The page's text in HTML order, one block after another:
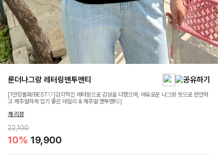
룬더나그랑 레터링맨투맨티
[1만장돌파/BEST🤍]감각적인 레터링으로 감성을 더했으며, 여유로운 나그랑 핏으로 편안하
고 캐주얼하게 입기 좋은 데일리 & 캐주얼 맨투맨티:)
개 리뷰
22,100
10% 19,900